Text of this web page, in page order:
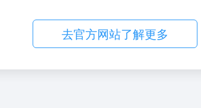
去官方网站了解更多